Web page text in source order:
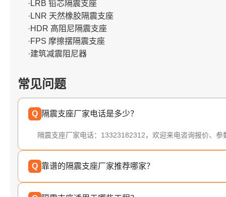
·LRB 铅芯隔震支座
·LNR 天然橡胶隔震支座
·HDR 高阻尼隔震支座
·FPS 摩擦摆隔震支座
·建筑减震阻尼器
常见问题
Q 隔震支座厂家电话是多少？
隔震支座厂家电话：13323182312，欢迎来电咨询报价、参
Q 靠谱的隔震支座厂家推荐哪家？